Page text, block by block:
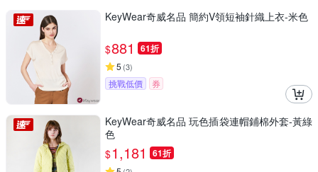
KeyWear奇威名品 簡約V領短袖針織上衣-米色
$881 61折
5 (3)
挑戰低價 券
KeyWear奇威名品 玩色插袋連帽鋪棉外套-黃綠
色
$1,181 61折